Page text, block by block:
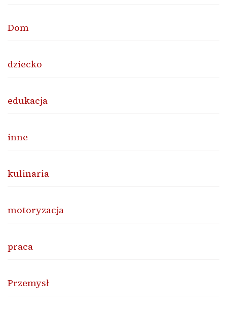
Dom
dziecko
edukacja
inne
kulinaria
motoryzacja
praca
Przemysł